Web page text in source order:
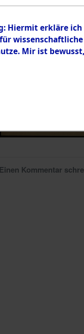
Einen Kommentar
Hiermit erkläre
Mir ist